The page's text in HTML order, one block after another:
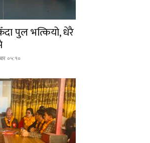
पुल भत्कियो, धेरै
०५:१०